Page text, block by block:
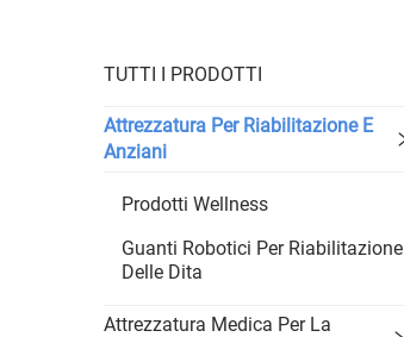
TUTTI I PRODOTTI
Attrezzatura Per Riabilitazione E
Anziani
Prodotti Wellness
Guanti Robotici Per Riabilitazione
Delle Dita
Attrezzatura Medica Per La